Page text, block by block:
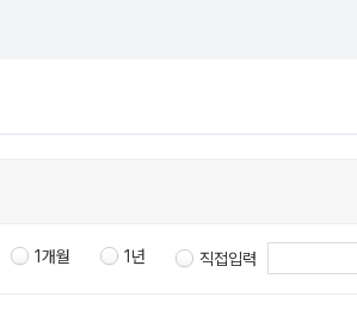
1개월 1년 직접입력